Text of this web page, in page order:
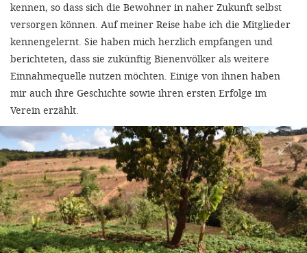
kennen, so dass sich die Bewohner in naher Zukunft selbst
versorgen können. Auf meiner Reise habe ich die Mitglieder
kennengelernt. Sie haben mich herzlich empfangen und
berichteten, dass sie zukünftig Bienenvölker als weitere
Einnahmequelle nutzen möchten. Einige von ihnen haben
mir auch ihre Geschichte sowie ihren ersten Erfolge im
Verein erzählt.